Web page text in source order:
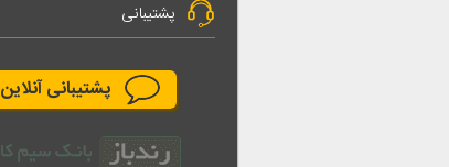
پشتیبانی
پشتیبانی آنلاین